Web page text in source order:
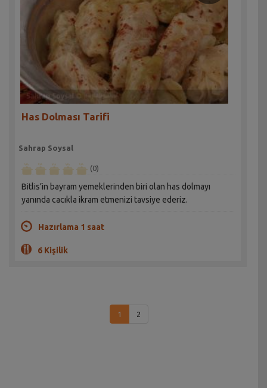
Has Dolması Tarifi
Sahrap Soysal
(0)
Bitlis’in bayram yemeklerinden biri olan has dolmayı
yanında cacıkla ikram etmenizi tavsiye ederiz.
Hazırlama 1 saat
6 Kişilik
1 2